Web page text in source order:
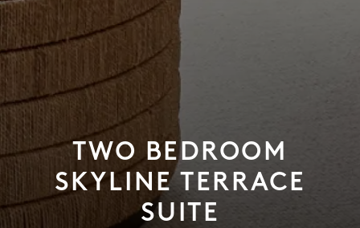
TWO BEDROOM
SKYLINE TERRACE
SUITE